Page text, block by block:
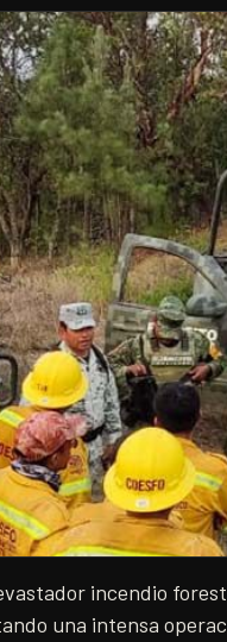
incendio
una intensa